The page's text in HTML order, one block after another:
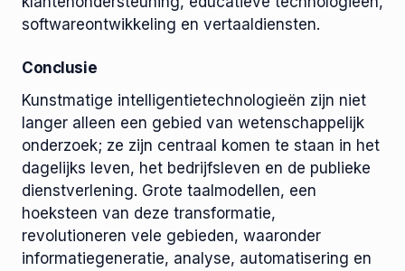
softwareontwikkeling en vertaaldiensten.
Conclusie
Kunstmatige intelligentietechnologieën zijn niet
langer alleen een gebied van wetenschappelijk
onderzoek; ze zijn centraal komen te staan ​​in het
dagelijks leven, het bedrijfsleven en de publieke
dienstverlening. Grote taalmodellen, een
hoeksteen van deze transformatie,
revolutioneren vele gebieden, waaronder
informatiegeneratie, analyse, automatisering en